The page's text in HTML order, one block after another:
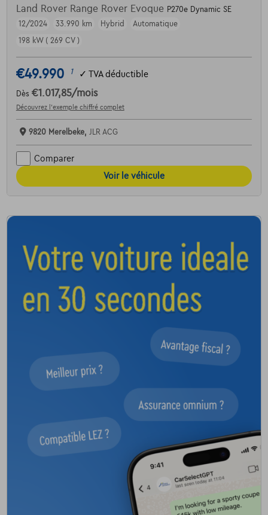
Land Rover Range Rover Evoque P270e Dynamic SE
12/2024
33.990 km Hybrid
Automatique
198 kW ( 269 CV )
€49.990 1 ✓ TVA déductible
Dès €1.017,85/mois
Découvrez l’exemple chiffré complet
9820 Merelbeke, JLR ACG
Comparer
Voir le véhicule